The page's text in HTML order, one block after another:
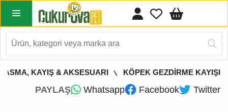
KAYIŞ & AKSESUARI KÖPEK GEZDİRME KAYIŞI
PAYLAŞ Whatsapp Facebook Twitter